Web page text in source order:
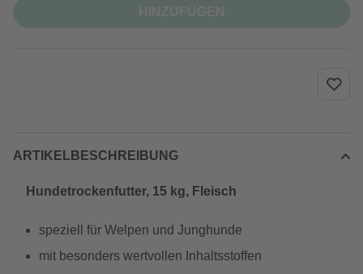
ARTIKELBESCHREIBUNG
Hundetrockenfutter, 15 kg, Fleisch
speziell für Welpen und Junghunde
mit besonders wertvollen Inhaltsstoffen